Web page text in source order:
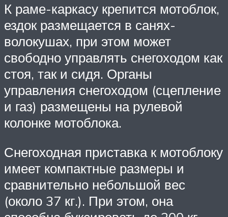
К раме-каркасу крепится мотоблок,
ездок размещается в санях-
волокушах, при этом может
свободно управлять снегоходом как
стоя, так и сидя. Органы
управления снегоходом (сцепление
и газ) размещены на рулевой
колонке мотоблока.
Снегоходная приставка к мотоблоку
имеет компактные размеры и
сравнительно небольшой вес
(около 37 кг.). При этом, она